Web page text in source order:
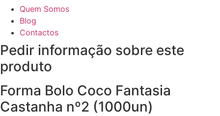
Quem Somos
Blog
Contactos
Pedir informação sobre este
produto
Forma Bolo Coco Fantasia
Castanha nº2 (1000un)